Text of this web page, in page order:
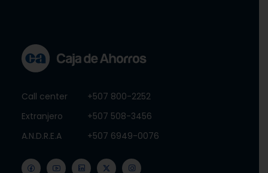
Call center
+507 800-2252
Extranjero
+507 508-3456
A.N.D.R.E.A
+507 6949-0076